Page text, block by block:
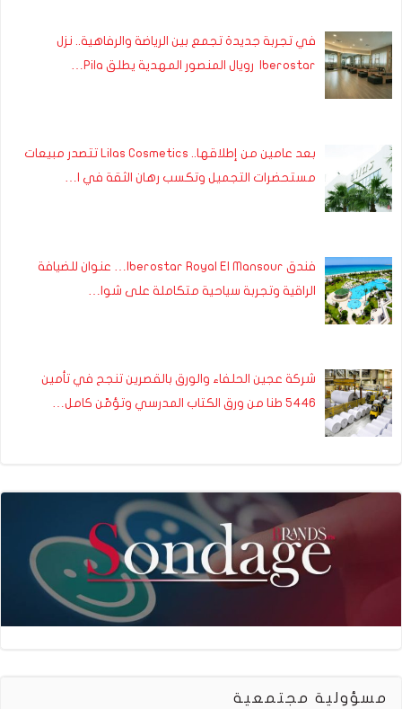
في تجربة جديدة تجمع بين الرياضة والرفاهية.. نزل
Iberostar رويال المنصور المهدية يطلق Pila…
بعد عامين من إطلاقها.. Lilas Cosmetics تتصدر مبيعات
مستحضرات التجميل وتكسب رهان الثقة في ا…
فندق Iberostar Royal El Mansour… عنوان للضيافة
الراقية وتجربة سياحية متكاملة على شوا…
شركة عجين الحلفاء والورق بالقصرين تنجح في تأمين
5446 طنا من ورق الكتاب المدرسي وتؤمّن كامل…
مسؤولية مجتمعية